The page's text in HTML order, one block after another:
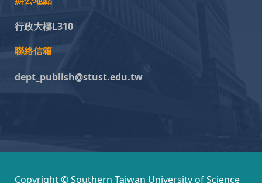
行政大樓L310
聯絡信箱
dept_publish@stust.edu.tw
Copyright © Southern Taiwan University of Science